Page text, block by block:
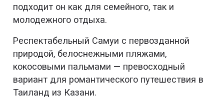
подходит он как для семейного, так и
молодежного отдыха.
Респектабельный Самуи с первозданной
природой, белоснежными пляжами,
кокосовыми пальмами — превосходный
вариант для романтического путешествия в
Таиланд из Казани.